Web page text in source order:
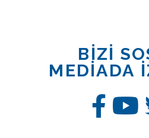
BİZİ
MEDİADA